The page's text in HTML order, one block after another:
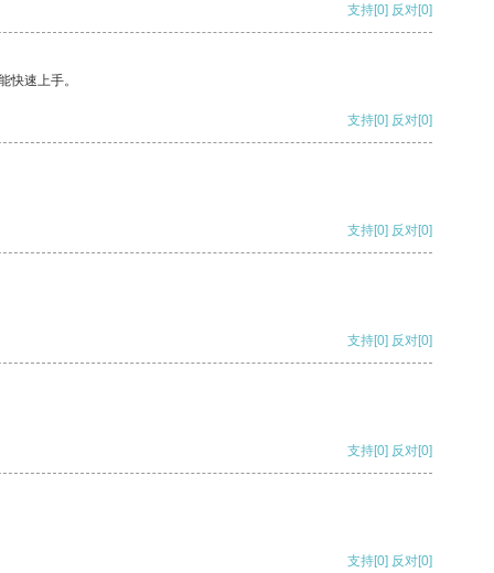
支持[0] 反对[0]
快速上手。
支持[0] 反对[0]
支持[0] 反对[0]
支持[0] 反对[0]
支持[0] 反对[0]
支持[0] 反对[0]